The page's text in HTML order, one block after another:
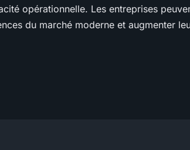
opérationnelle. Les entreprises
du marché moderne et augmenter